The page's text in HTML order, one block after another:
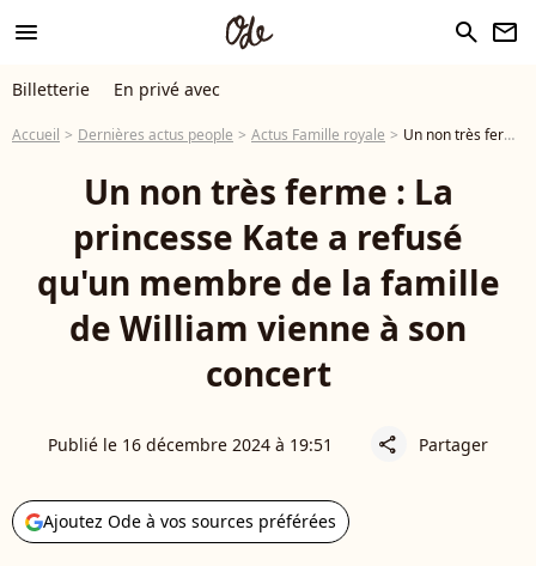
menu search newsletter
Billetterie En privé avec
Accueil Dernières actus people Actus Famille royale Un non très ferme : La princesse Kate a refusé qu'un membre de la famille de William vienne à son concert
Un non très ferme : La
princesse Kate a refusé
qu'un membre de la famille
de William vienne à son
concert
Publié le 16 décembre 2024 à 19:51 share Partager
Ajoutez Ode à vos sources préférées